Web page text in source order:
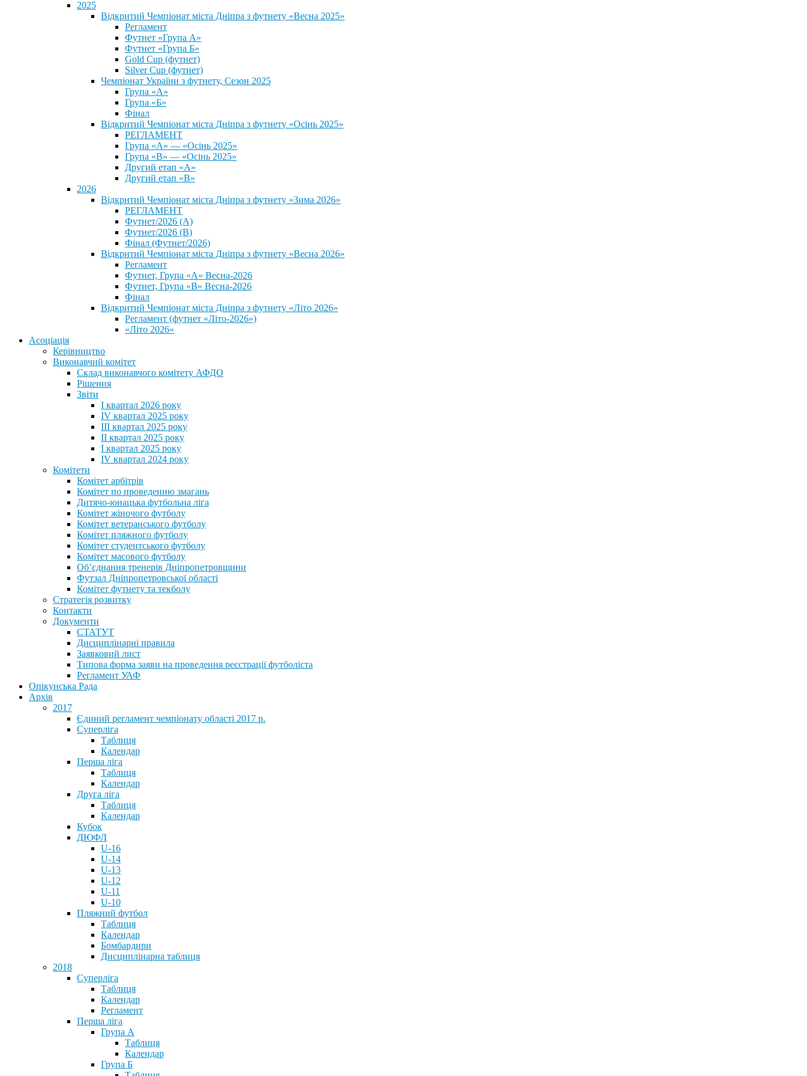
2025
Відкритий Чемпіонат міста Дніпра з футнету «Весна 2025»
Регламент
Футнет «Група А»
Футнет «Група Б»
Gold Cup (футнет)
Silver Cup (футнет)
Чемпіонат України з футнету, Сезон 2025
Група «А»
Група «Б»
Фінал
Відкритий Чемпіонат міста Дніпра з футнету «Осінь 2025»
РЕГЛАМЕНТ
Група «А» — «Осінь 2025»
Група «В» — «Осінь 2025»
Другий етап «А»
Другий етап «В»
2026
Відкритий Чемпіонат міста Дніпра з футнету «Зима 2026»
РЕГЛАМЕНТ
Футнет/2026 (А)
Футнет/2026 (В)
Фінал (Футнет/2026)
Відкритий Чемпіонат міста Дніпра з футнету «Весна 2026»
Регламент
Футнет, Група «А» Весна-2026
Футнет, Група «В» Весна-2026
Фінал
Відкритий Чемпіонат міста Дніпра з футнету «Літо 2026»
Регламент (футнет «Літо-2026»)
«Літо 2026»
Асоціація
Керівництво
Виконавчий комітет
Склад виконавчого комітету АФДО
Рішення
Звіти
I квартал 2026 року
IV квартал 2025 року
III квартал 2025 року
II квартал 2025 року
I квартал 2025 року
IV квартал 2024 року
Комітети
Комітет арбітрів
Комітет по проведенню змагань
Дитячо-юнацька футбольна ліга
Комітет жіночого футболу
Комітет ветеранського футболу
Комітет пляжного футболу
Комітет студентського футболу
Комітет масового футболу
Обʼєднання тренерів Дніпропетровщини
Футзал Дніпропетровської області
Комітет футнету та текболу
Стратегія розвитку
Контакти
Документи
СТАТУТ
Дисциплінарні правила
Заявковий лист
Типова форма заяви на проведення реєстрації футболіста
Регламент УАФ
Опікунська Рада
Архів
2017
Єдиний регламент чемпіонату області 2017 р.
Суперліга
Таблиця
Календар
Перша ліга
Таблиця
Календар
Друга ліга
Таблиця
Календар
Кубок
ДЮФЛ
U-16
U-14
U-13
U-12
U-11
U-10
Пляжний футбол
Таблиця
Календар
Бомбардири
Дисциплінарна таблиця
2018
Суперліга
Таблиця
Календар
Регламент
Перша ліга
Група А
Таблиця
Календар
Група Б